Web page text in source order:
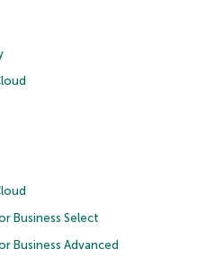
Business Select
Business Advanced